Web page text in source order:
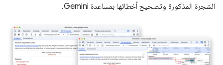
الشجرة المذكورة وتصحيح أخطائها بمساعدة Gemini.